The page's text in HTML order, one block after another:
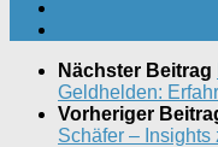
Nächster Beitrag
Geldhelden:
Vorheriger
Schäfer – Insights